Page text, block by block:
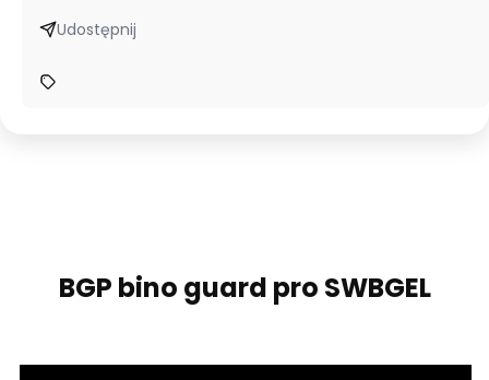
Udostępnij
BGP bino guard pro SWBGEL